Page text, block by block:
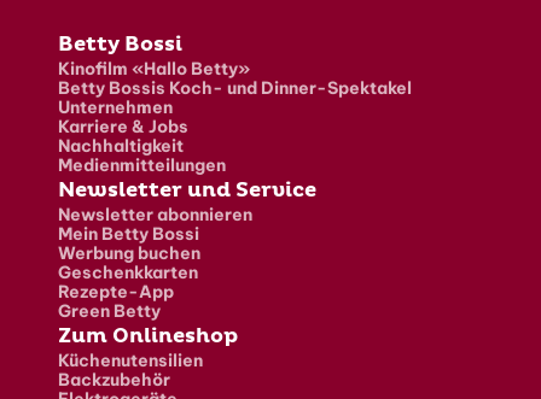
Fusszeile
Betty Bossi
Kinofilm «Hallo Betty»
Betty Bossis Koch- und Dinner-Spektakel
Unternehmen
Karriere & Jobs
Nachhaltigkeit
Medienmitteilungen
Newsletter und Service
Newsletter abonnieren
Mein Betty Bossi
Werbung buchen
Geschenkkarten
Rezepte-App
Green Betty
Zum Onlineshop
Küchenutensilien
Backzubehör